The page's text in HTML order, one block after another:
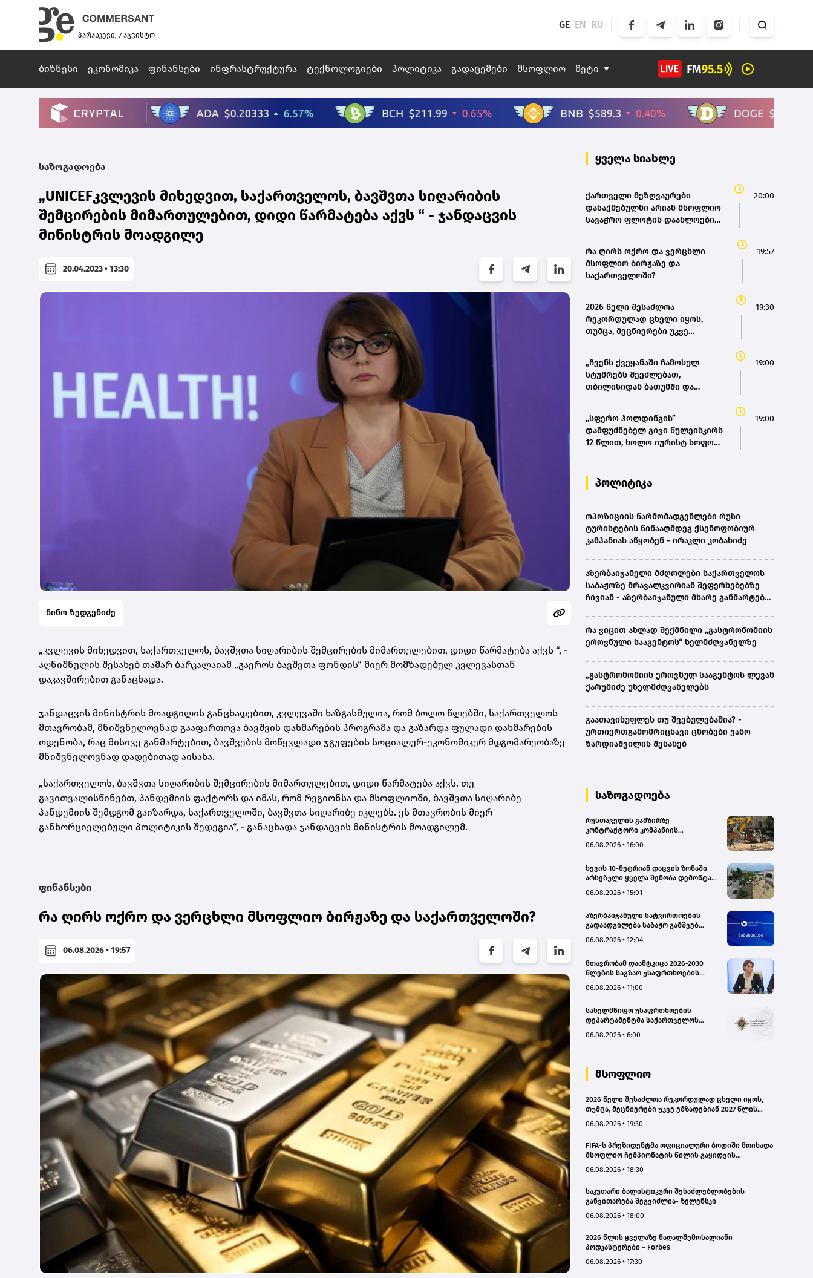
პარასკევი, 7 აგვისტო
GE EN RU
ბიზნესი ეკონომიკა ფინანსები ინფრასტრუქტურა ტექნოლოგიები პოლიტიკა გადაცემები მსოფლიო მეტი
საზოგადოება
„UNICEFკვლევის მიხედვით, საქართველოს, ბავშვთა სიღარიბის
შემცირების მიმართულებით, დიდი წარმატება აქვს “ - ჯანდაცვის
მინისტრის მოადგილე
20.04.2023 • 13:30
ნინო ზედგენიძე
„კვლევის მიხედვით, საქართველოს, ბავშვთა სიღარიბის შემცირების მიმართულებით, დიდი წარმატება აქვს “, -
აღნიშნულის შესახებ თამარ ბარკალაიამ „გაეროს ბავშვთა ფონდის“ მიერ მომზადებულ კვლევასთან
დაკავშირებით განაცხადა.
ჯანდაცვის მინისტრის მოადგილის განცხადებით, კვლევაში ხაზგასმულია, რომ ბოლო წლებში, საქართველოს
მთავრობამ, მნიშვნელოვნად გააფართოვა ბავშვის დახმარების პროგრამა და გაზარდა ფულადი დახმარების
ოდენობა, რაც მისივე განმარტებით, ბავშვების მოწყვლადი ჯგუფების სოციალურ-ეკონომიკურ მდგომარეობაზე
მნიშვნელოვნად დადებითად აისახა.
„საქართველოს, ბავშვთა სიღარიბის შემცირების მიმართულებით, დიდი წარმატება აქვს. თუ
გავითვალისწინებთ, პანდემიის ფაქტორს და იმას, რომ რეგიონსა და მსოფლიოში, ბავშვთა სიღარიბე
პანდემიის შემდგომ გაიზარდა, საქართველოში, ბავშვთა სიღარიბე იკლებს. ეს მთავრობის მიერ
განხორციელებული პოლიტიკის შედეგია“, - განაცხადა ჯანდაცვის მინისტრის მოადგილემ.
ფინანსები
რა ღირს ოქრო და ვერცხლი მსოფლიო ბირჟაზე და საქართველოში?
06.08.2026 • 19:57
ყველა სიახლე
ქართველი მეზღვაურები
დასაქმებულნი არიან მსოფლიო
სავაჭრო ფლოტის დაახლოებით
20:00
რა ღირს ოქრო და ვერცხლი
მსოფლიო ბირჟაზე და
საქართველოში?
19:57
2026 წელი შესაძლოა
რეკორდულად ცხელი იყოს,
თუმცა, მეცნიერები უკვე
19:30
„ჩვენს ქვეყანაში ჩამოსულ
სტუმრებს შეეძლებათ,
თბილისიდან ბათუმში და
შეუწყობს შიდა ტურიზმს,
საერთაშორისო ტურიზმს, ასევე
შიდა მობილობის გაუმჯობესებას
19:00
,,სფერო ჰოლდინგის”
დამფუძნებელ გივი წულეისკირს
12 წლით, ხოლო იურისტ სოფო
19:00
პოლიტიკა
ოპოზიციის წარმომადგენლები რუსი
ტურისტების წინააღმდეგ ქსენოფობიურ
კამპანიას აწყობენ - ირაკლი კობახიძე
აზერბაიჯანელი მძღოლები საქართველოს
საბაჟოზე მრავალკვირიან შეფერხებებზე
ჩივიან - აზერბაიჯანული მხარე განმარტებას
რა ვიცით ახლად შექმნილი „გასტრონომიის
ეროვნული სააგენტოს“ ხელმძღვანელზე
„გასტრონომიის ეროვნულ სააგენტოს ლევან
ქარუმიძე უხელმძღვანელებს
გაათავისუფლეს თუ შვებულებაშია? -
ურთიერთგამომრიცხავი ცნობები ვანო
ზარდიაშვილის შესახებ
საზოგადოება
რუსთაველის გამზირზე
კონტრაქტორი კომპანიის
ახლოს იმოძრავა, რამაც ნიადაგის
გამოიწვია, გადაბრუნდა
ავტომანქანა - თვითმცლელში
იმყოფებოდა მცირეწლოვანი ბავშვი
06.08.2026 • 16:00
ხევის 10-მეტრიან დაცვის ზონაში
არსებული ყველა შენობა დემონტაჟს
06.08.2026 • 15:01
აზერბაიჯანული სატვირთოების
გადაადგილება საბაჟო გამშვებ
მიმდინარეობს- შემოსავლების
06.08.2026 • 12:04
მთავრობამ დაამტკიცა 2026-2030
წლების საგზაო უსაფრთხოების
სამოქმედო გეგმა – თამარ
06.08.2026 • 11:00
სახელმწიფო უსაფრთხოების
დეპარტამენტმა საქართველოს
საზიანოდ საბოტაჟის მუხლით
06.08.2026 • 6:00
მსოფლიო
2026 წელი შესაძლოა რეკორდულად ცხელი იყოს,
თუმცა, მეცნიერები უკვე ემზადებიან 2027 წლის
06.08.2026 • 19:30
FIFA-ს პრეზიდენტმა ოფიციალური ბოდიში მოიხადა
მსოფლიო ჩემპიონატის წილის გაყიდვის
06.08.2026 • 18:30
საკუთარი ბალისტიკური შესაძლებლობების
განვითარება შეგვიძლია- ზელენსკი
06.08.2026 • 18:00
2026 წლის ყველაზე მაღალშემოსალიანი
პოდკასტერები – Forbes
06.08.2026 • 17:30